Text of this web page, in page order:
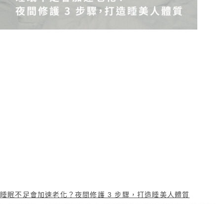
睡眠不足會加速老化？夜間修護 3 步驟，打造睡美人體質